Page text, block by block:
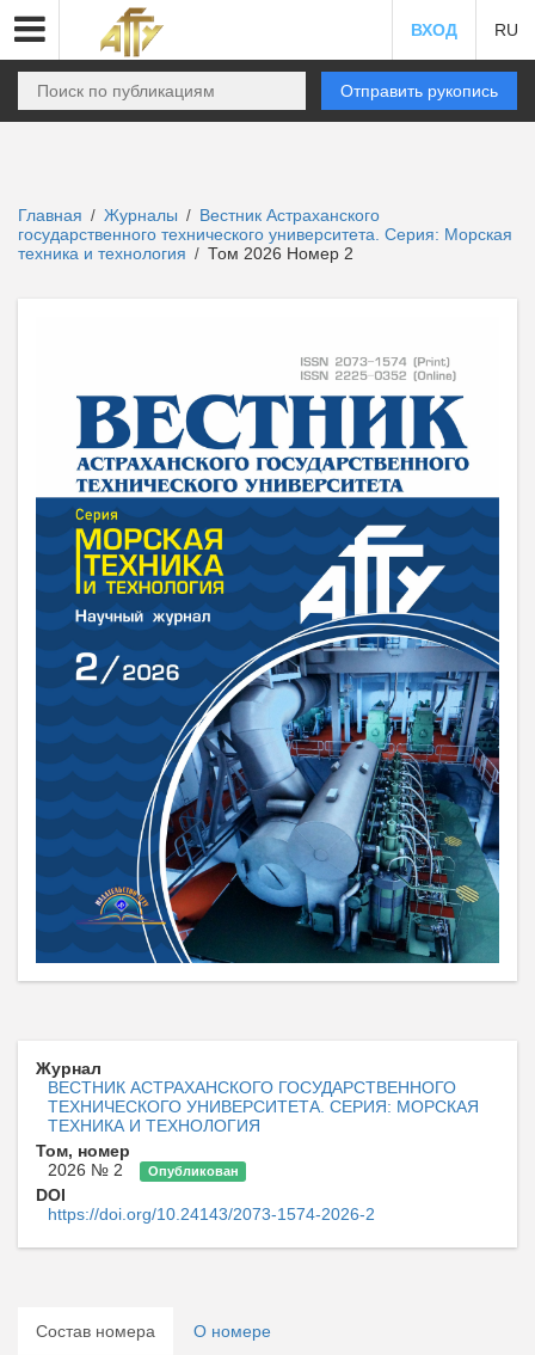
ВХОД RU
Отправить рукопись
Главная / Журналы / Вестник Астраханского
государственного технического университета. Серия: Морская
техника и технология / Том 2026 Номер 2
Журнал
ВЕСТНИК АСТРАХАНСКОГО ГОСУДАРСТВЕННОГО
ТЕХНИЧЕСКОГО УНИВЕРСИТЕТА. СЕРИЯ: МОРСКАЯ
ТЕХНИКА И ТЕХНОЛОГИЯ
Том, номер
2026 № 2
Опубликован
DOI
https://doi.org/10.24143/2073-1574-2026-2
Состав номера О номере